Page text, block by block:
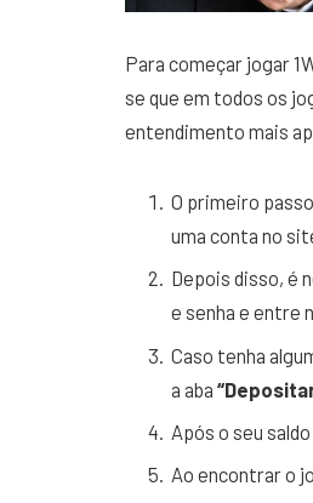
Para começar jogar
se que em todos os
entendimento mais
O primeiro
uma conta no
Depois disso, é
e senha e entre
Caso tenha
a aba
Após o seu
Ao encontrar o